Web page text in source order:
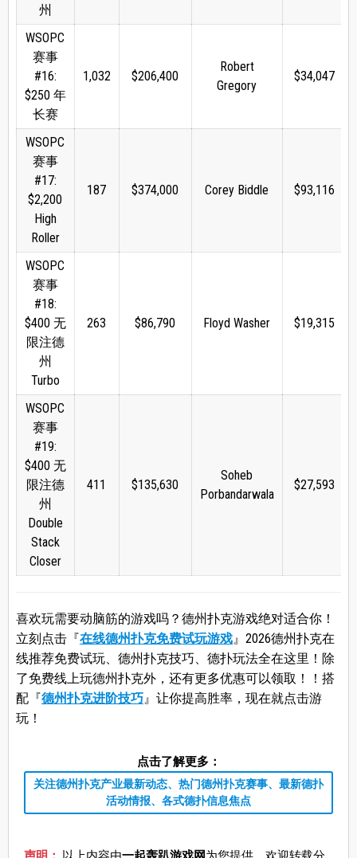
州
WSOPC
赛事
#16:
$250 年
长赛
1,032 $206,400
Robert
Gregory
$34,047
WSOPC
赛事
#17:
$2,200
High
Roller
187 $374,000 Corey Biddle $93,116
WSOPC
赛事
#18:
$400 无
限注德
州
Turbo
263 $86,790 Floyd Washer $19,315
WSOPC
赛事
#19:
$400 无
限注德
州
Double
Stack
Closer
411 $135,630
Soheb
Porbandarwala
$27,593
喜欢玩需要动脑筋的游戏吗？德州扑克游戏绝对适合你！
立刻点击『在线德州扑克免费试玩游戏』2026德州扑克在
线推荐免费试玩、德州扑克技巧、德扑玩法全在这里！除
了免费线上玩德州扑克外，还有更多优惠可以领取！！搭
配『德州扑克进阶技巧』让你提高胜率，现在就点击游
玩！
点击了解更多：
关注德州扑克产业最新动态、热门德州扑克赛事、最新德扑
活动情报、各式德扑信息焦点